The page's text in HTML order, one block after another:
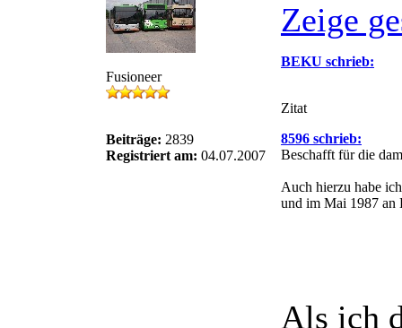
Fusioneer
Beiträge: 2839
Registriert am: 04.07.2007
Zeige
BEKU schrieb:
Zitat
8596 schrieb:
Beschafft für die
Auch hierzu habe
und im Mai 1987 an
Als ich